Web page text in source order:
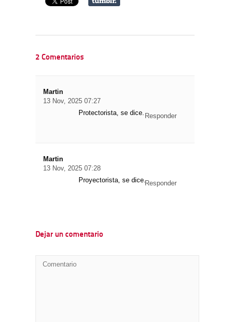
2 Comentarios
Martin
13 Nov, 2025 07:27
Protectorista, se dice. Responder
Martin
13 Nov, 2025 07:28
Proyectorista, se dice.Responder
Dejar un comentario